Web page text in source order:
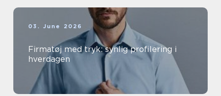
03. June 2026
Firmatøj med tryk: synlig profilering i
hverdagen